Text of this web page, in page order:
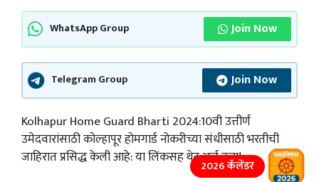
WhatsApp Group Join Now
Telegram Group Join Now
Kolhapur Home Guard Bharti 2024:10वी उत्तीर्ण
उमेदवारांसाठी कोल्हापूर होमगार्ड नोकरीच्या संधीसाठी भरतीची
जाहिरात प्रसिद्ध केली आहे: या लिंकसह थेट अर्ज करा!
2026 कॅलेंडर